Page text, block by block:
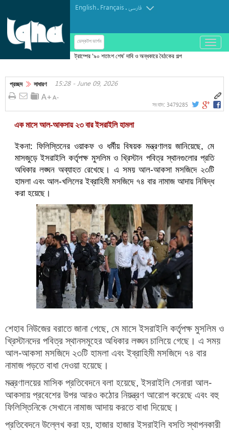
English. Français.فارسی
ডেস্কটপ ভার্শন
باز
و
کردن
ট্রাম্পের ‘৯০ শতাংশ শেষ’ দাবি ও অন্ধকারে বৈঠকের গল্প
প্রচ্ছদ সাধারণ 15:28 - June 09, 2026
সংবাদ: 3479285
এক মাসে আল-আকসায় ২৩ বার ইসরাইলি হামলা
ইকনা: ফিলিস্তিনের ওয়াকফ ও ধর্মীয় বিষয়ক মন্ত্রণালয় জানিয়েছে, মে
মাসজুড়ে ইসরাইলি কর্তৃপক্ষ মুসলিম ও খ্রিস্টান পবিত্র স্থানগুলোর প্রতি
অধিকার লঙ্ঘন অব্যাহত রেখেছে। এ সময় আল-আকসা মসজিদে ২৩টি
হামলা এবং আল-খলিলের ইব্রাহিমী মসজিদে ৭৪ বার নামাজ আদায় নিষিদ্ধ
করা হয়েছে।
শেহাব নিউজের বরাতে জানা গেছে, মে মাসে ইসরাইলি কর্তৃপক্ষ মুসলিম ও
খ্রিস্টানদের পবিত্র স্থানসমূহের অধিকার লঙ্ঘন চালিয়ে গেছে। এ সময়
আল-আকসা মসজিদে ২৩টি হামলা এবং ইব্রাহিমী মসজিদে ৭৪ বার
নামাজ পড়তে বাধা দেওয়া হয়েছে।
মন্ত্রণালয়ের মাসিক প্রতিবেদনে বলা হয়েছে, ইসরাইলি সেনারা আল-
আকসায় প্রবেশের উপর আরও কঠোর নিয়ন্ত্রণ আরোপ করেছে এবং বহু
ফিলিস্তিনিকে সেখানে নামাজ আদায় করতে বাধা দিয়েছে।
প্রতিবেদনে উল্লেখ করা হয়, হাজার হাজার ইসরাইলি বসতি স্থাপনকারী